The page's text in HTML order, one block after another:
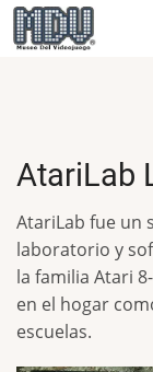
Pasar
al
AtariLab
AtariLab fue un
laboratorio y
la familia Atari
en el hogar
escuelas.